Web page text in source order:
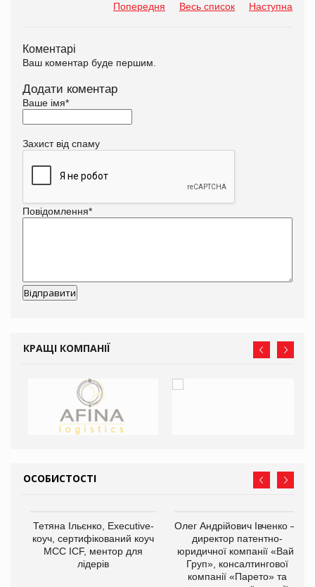
Попередня Весь список Наступна
Коментарі
Ваш коментар буде першим.
Додати коментар
Ваше імя*
Захист від спаму
Повідомлення*
КРАЩІ КОМПАНІЇ
ОСОБИСТОСТІ
Тетяна Ільєнко, Executive-
коуч, сертифікований коуч
МСС ICF, ментор для
лідерів
Олег Андрійович Івченко —
директор патентно-
юридичної компанії «Вайз
Груп», консалтингової
компанії «Парето» та